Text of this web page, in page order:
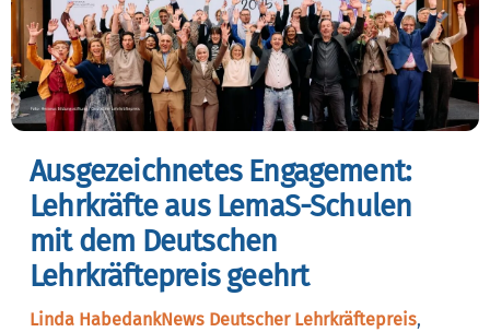
Ausgezeichnetes Engagement:
Lehrkräfte aus LemaS-Schulen
mit dem Deutschen
Lehrkräftepreis geehrt
Linda HabedankNews Deutscher Lehrkräftepreis,